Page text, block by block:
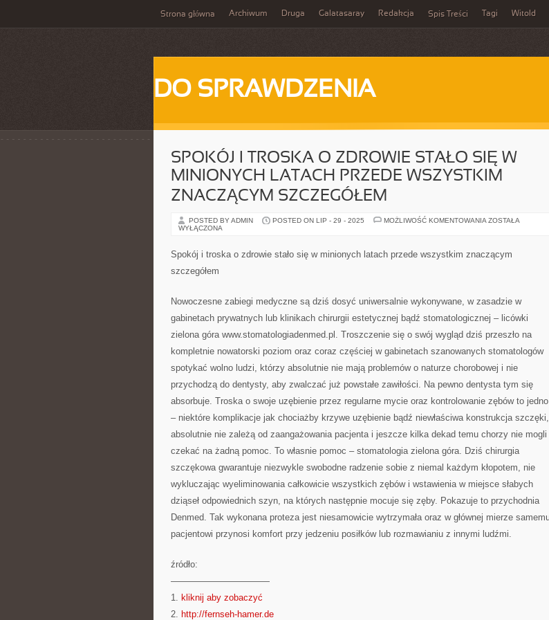
Strona główna Archiwum Druga Galatasaray Redakcja Spis Treści Tagi Witold
DO SPRAWDZENIA
SPOKÓJ I TROSKA O ZDROWIE STAŁO SIĘ W
MINIONYCH LATACH PRZEDE WSZYSTKIM
ZNACZĄCYM SZCZEGÓŁEM
POSTED BY ADMIN POSTED ON LIP - 29 - 2025 MOŻLIWOŚĆ KOMENTOWANIA SPOKÓJ
STAŁO
WSZYSTKIM
SZCZEGÓŁEM
ZOSTAŁA
WYŁĄCZONA
Spokój i troska o zdrowie stało się w minionych latach przede wszystkim znaczącym
szczegółem
Nowoczesne zabiegi medyczne są dziś dosyć uniwersalnie wykonywane, w zasadzie w
gabinetach prywatnych lub klinikach chirurgii estetycznej bądź stomatologicznej – licówki
zielona góra www.stomatologiadenmed.pl. Troszczenie się o swój wygląd dziś przeszło na
kompletnie nowatorski poziom oraz coraz częściej w gabinetach szanowanych stomatologów
spotykać wolno ludzi, którzy absolutnie nie mają problemów o naturze chorobowej i nie
przychodzą do dentysty, aby zwalczać już powstałe zawiłości. Na pewno dentysta tym się
absorbuje. Troska o swoje uzębienie przez regularne mycie oraz kontrolowanie zębów to jedno
– niektóre komplikacje jak chociażby krzywe uzębienie bądź niewłaściwa konstrukcja szczęki,
absolutnie nie zależą od zaangażowania pacjenta i jeszcze kilka dekad temu chorzy nie mogli
czekać na żadną pomoc. To własnie pomoc – stomatologia zielona góra. Dziś chirurgia
szczękowa gwarantuje niezwykle swobodne radzenie sobie z niemal każdym kłopotem, nie
wykluczając wyeliminowania całkowicie wszystkich zębów i wstawienia w miejsce słabych
dziąseł odpowiednich szyn, na których następnie mocuje się zęby. Pokazuje to przychodnia
Denmed. Tak wykonana proteza jest niesamowicie wytrzymała oraz w głównej mierze
pacjentowi przynosi komfort przy jedzeniu posiłków lub rozmawianiu z innymi ludźmi.
źródło:
———————————
1. kliknij aby zobaczyć
2. http://fernseh-hamer.de